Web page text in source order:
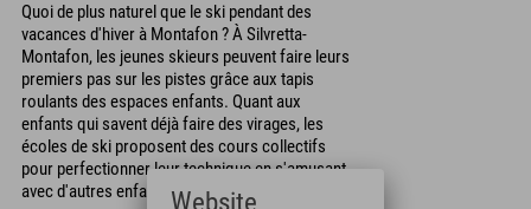
Quoi de plus naturel que le ski pendant des
vacances d'hiver à Montafon ? À Silvretta-
Montafon, les jeunes skieurs peuvent faire leurs
premiers pas sur les pistes grâce aux tapis
roulants des espaces enfants. Quant aux
enfants qui savent déjà faire des virages, les
écoles de ski proposent des cours collectifs
pour perfectionner leur technique en s'amusant
avec d'autres enfants.Website